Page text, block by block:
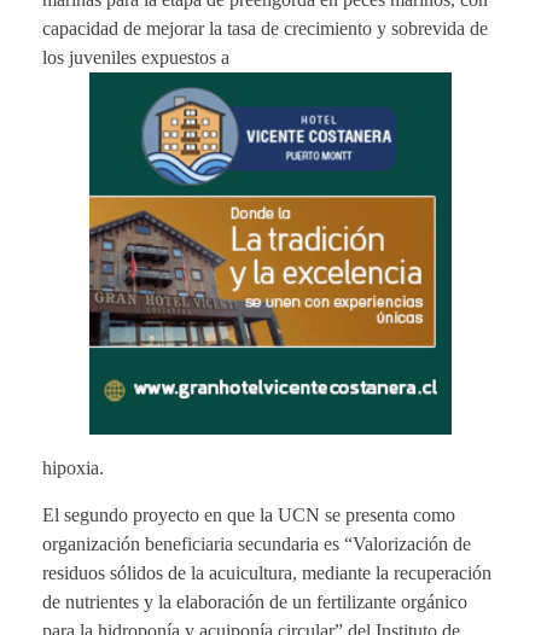
capacidad de mejorar la tasa de crecimiento y sobrevida de
los juveniles expuestos a
hipoxia.
El segundo proyecto en que la UCN se presenta como
organización beneficiaria secundaria es “Valorización de
residuos sólidos de la acuicultura, mediante la recuperación
de nutrientes y la elaboración de un fertilizante orgánico
para la hidroponía y acuiponía circular” del Instituto de